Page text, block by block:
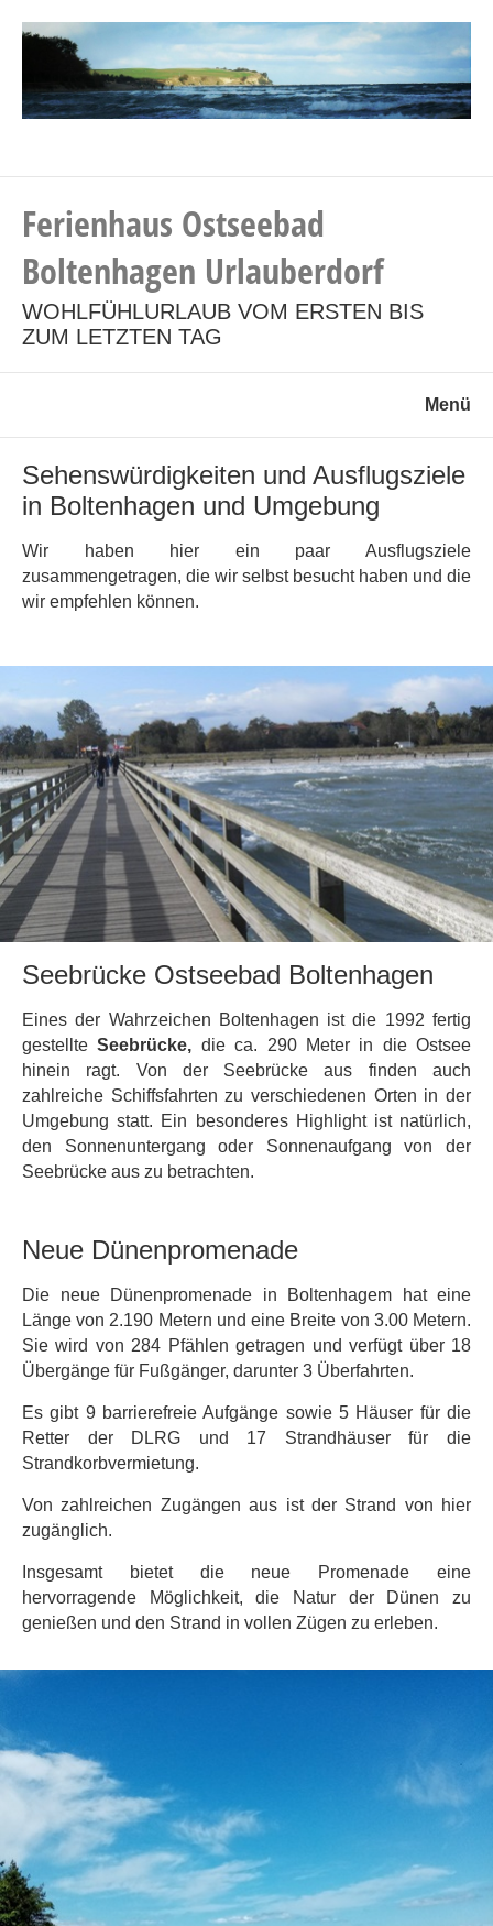
Ferienhaus Ostseebad
Boltenhagen Urlauberdorf
WOHLFÜHLURLAUB VOM ERSTEN BIS
ZUM LETZTEN TAG
Menü
Sehenswürdigkeiten und Ausflugsziele
in Boltenhagen und Umgebung
Wir haben hier ein paar Ausflugsziele
zusammengetragen, die wir selbst besucht haben und die
wir empfehlen können.
Seebrücke Ostseebad Boltenhagen
Eines der Wahrzeichen Boltenhagen ist die 1992 fertig
gestellteSeebrücke, die ca. 290 Meter in die Ostsee
hinein ragt. Von der Seebrücke aus finden auch
zahlreiche Schiffsfahrten zu verschiedenen Orten in der
Umgebung statt. Ein besonderes Highlight ist natürlich,
den Sonnenuntergang oder Sonnenaufgang von der
Seebrücke aus zu betrachten.
Neue Dünenpromenade
Die neue Dünenpromenade in Boltenhagem hat eine
Länge von 2.190 Metern und eine Breite von 3.00 Metern.
Sie wird von 284 Pfählen getragen und verfügt über 18
Übergänge für Fußgänger, darunter 3 Überfahrten.
Es gibt 9 barrierefreie Aufgänge sowie 5 Häuser für die
Retter der DLRG und 17 Strandhäuser für die
Strandkorbvermietung.
Von zahlreichen Zugängen aus ist der Strand von hier
zugänglich.
Insgesamt bietet die neue Promenade eine
hervorragende Möglichkeit, die Natur der Dünen zu
genießen und den Strand in vollen Zügen zu erleben.